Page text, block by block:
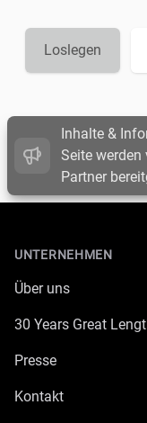
Loslegen
Inhalte &
Seite werden
Partner
UNTERNEHMEN
Über uns
30 Years Great
Presse
Kontakt